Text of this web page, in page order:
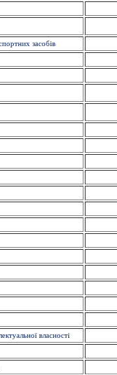
засобів
власності